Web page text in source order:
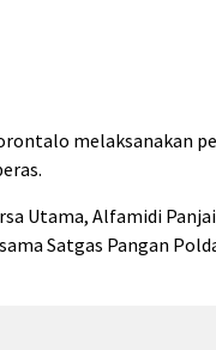
melaksanakan
Utama, Alfamidi
Satgas Pangan